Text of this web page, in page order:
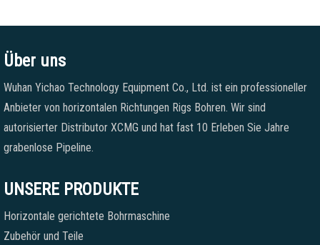
Über uns
Wuhan Yichao Technology Equipment Co., Ltd. ist ein professioneller
Anbieter von horizontalen Richtungen Rigs Bohren. Wir sind
autorisierter Distributor XCMG und hat fast 10 Erleben Sie Jahre
grabenlose Pipeline.
UNSERE PRODUKTE
Horizontale gerichtete Bohrmaschine
Zubehör und Teile